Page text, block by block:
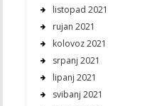
listopad 2021
rujan 2021
kolovoz 2021
srpanj 2021
lipanj 2021
svibanj 2021